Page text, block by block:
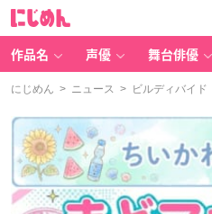
作品名 声優 舞台俳優
にじめん > ニュース > ビルディバイド